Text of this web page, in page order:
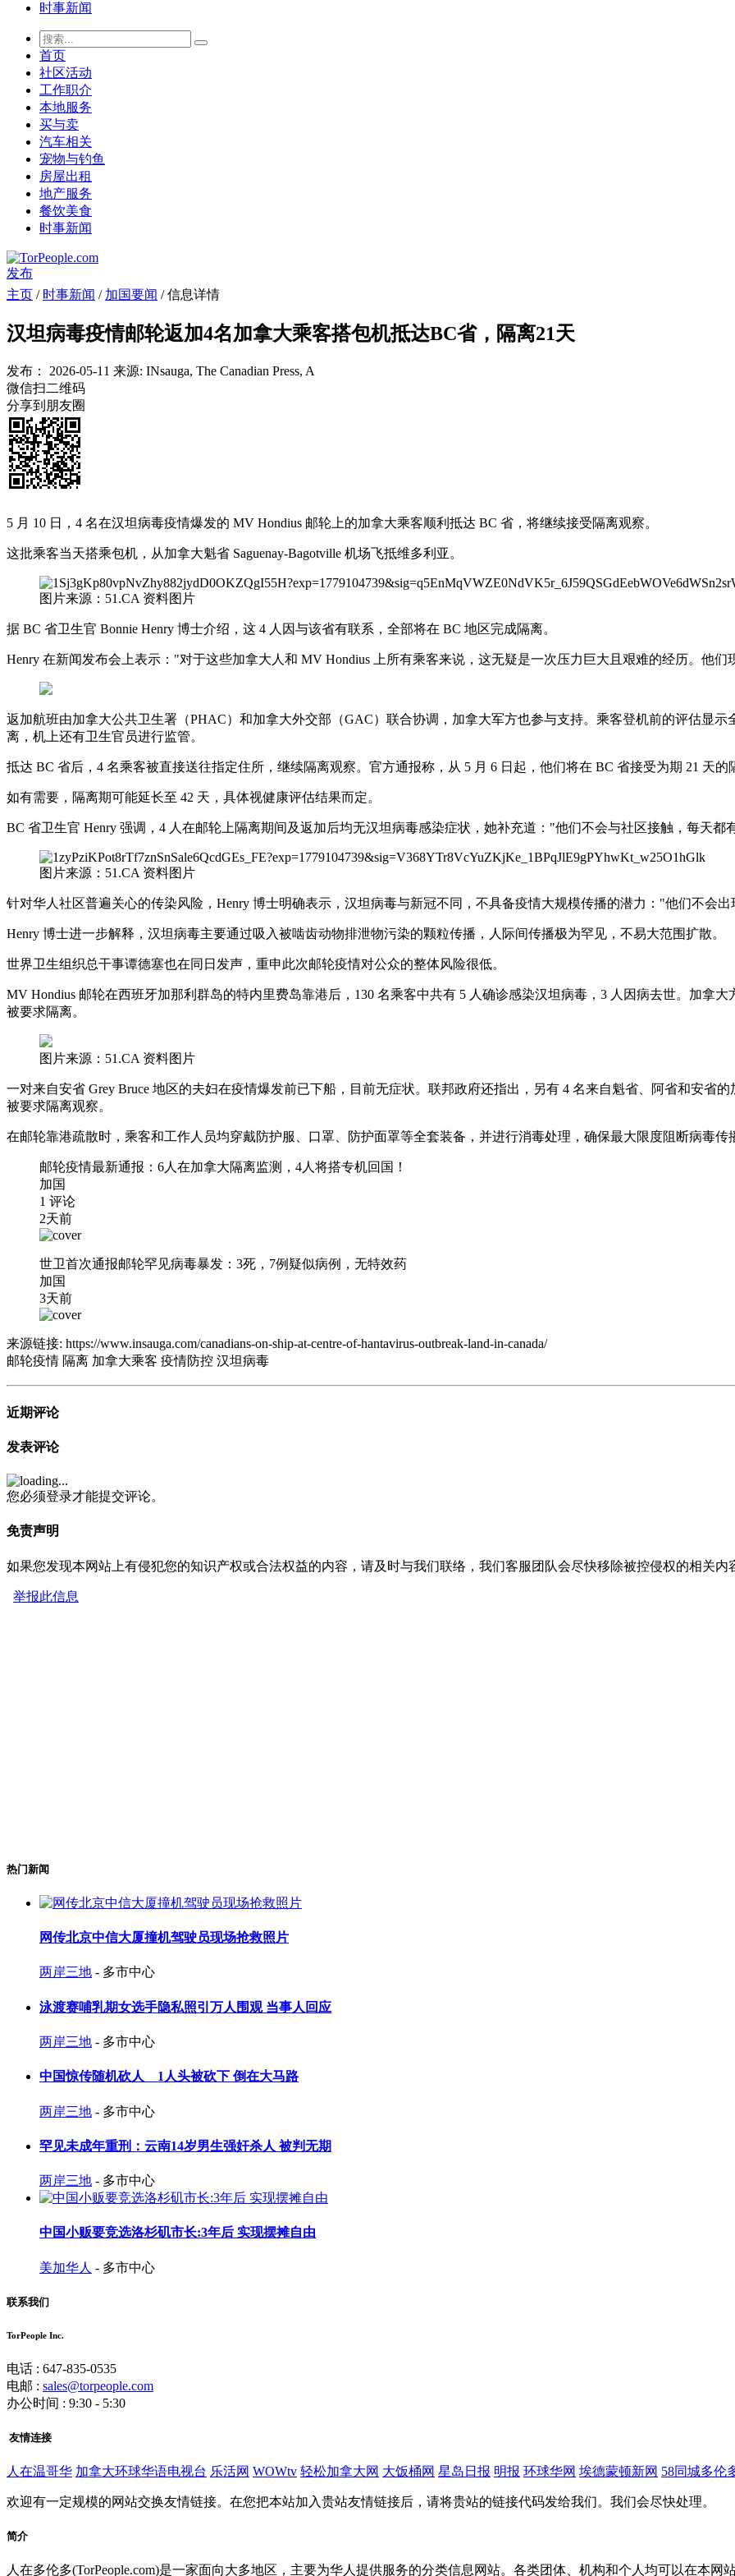
时事新闻
首页
社区活动
工作职介
本地服务
买与卖
汽车相关
宠物与钓鱼
房屋出租
地产服务
餐饮美食
时事新闻
发布
主页 / 时事新闻 / 加国要闻 / 信息详情
汉坦病毒疫情邮轮返加4名加拿大乘客搭包机抵达BC省，隔离21天
发布： 2026-05-11 来源: INsauga, The Canadian Press, A
微信扫二维码
分享到朋友圈
5 月 10 日，4 名在汉坦病毒疫情爆发的 MV Hondius 邮轮上的加拿大乘客顺利抵达 BC 省，将继续接受隔离观察。
这批乘客当天搭乘包机，从加拿大魁省 Saguenay-Bagotville 机场飞抵维多利亚。
图片来源：51.CA 资料图片
据 BC 省卫生官 Bonnie Henry 博士介绍，这 4 人因与该省有联系，全部将在 BC 地区完成隔离。
Henry 在新闻发布会上表示："对于这些加拿大人和 MV Hondius 上所有乘客来说，这无疑是一次压力巨大且艰难的经历。他
返加航班由加拿大公共卫生署（PHAC）和加拿大外交部（GAC）联合协调，加拿大军方也参与支持。乘客登机前的评估显
离，机上还有卫生官员进行监管。
抵达 BC 省后，4 名乘客被直接送往指定住所，继续隔离观察。官方通报称，从 5 月 6 日起，他们将在 BC 省接受为期 21 天的
如有需要，隔离期可能延长至 42 天，具体视健康评估结果而定。
BC 省卫生官 Henry 强调，4 人在邮轮上隔离期间及返加后均无汉坦病毒感染症状，她补充道："他们不会与社区接触，每天
图片来源：51.CA 资料图片
针对华人社区普遍关心的传染风险，Henry 博士明确表示，汉坦病毒与新冠不同，不具备疫情大规模传播的潜力："他们不会
Henry 博士进一步解释，汉坦病毒主要通过吸入被啮齿动物排泄物污染的颗粒传播，人际间传播极为罕见，不易大范围扩散。
世界卫生组织总干事谭德塞也在同日发声，重申此次邮轮疫情对公众的整体风险很低。
MV Hondius 邮轮在西班牙加那利群岛的特内里费岛靠港后，130 名乘客中共有 5 人确诊感染汉坦病毒，3 人因病去世。加拿
被要求隔离。
图片来源：51.CA 资料图片
一对来自安省 Grey Bruce 地区的夫妇在疫情爆发前已下船，目前无症状。联邦政府还指出，另有 4 名来自魁省、阿省和安省
被要求隔离观察。
在邮轮靠港疏散时，乘客和工作人员均穿戴防护服、口罩、防护面罩等全套装备，并进行消毒处理，确保最大限度阻断病毒传
邮轮疫情最新通报：6人在加拿大隔离监测，4人将搭专机回国！
加国
1 评论
2天前
世卫首次通报邮轮罕见病毒暴发：3死，7例疑似病例，无特效药
加国
3天前
来源链接: https://www.insauga.com/canadians-on-ship-at-centre-of-hantavirus-outbreak-land-in-canada/
邮轮疫情 隔离 加拿大乘客 疫情防控 汉坦病毒
近期评论
发表评论
您必须登录才能提交评论。
免责声明
如果您发现本网站上有侵犯您的知识产权或合法权益的内容，请及时与我们联络，我们客服团队会尽快移除被控侵权的相关内
举报此信息
热门新闻
网传北京中信大厦撞机驾驶员现场抢救照片
两岸三地 - 多市中心
泳渡赛哺乳期女选手隐私照引万人围观 当事人回应
两岸三地 - 多市中心
中国惊传随机砍人 1人头被砍下 倒在大马路
两岸三地 - 多市中心
罕见未成年重刑：云南14岁男生强奸杀人 被判无期
两岸三地 - 多市中心
中国小贩要竞选洛杉矶市长:3年后 实现摆摊自由
美加华人 - 多市中心
联系我们
TorPeople Inc.
电话 : 647-835-0535
电邮 : sales@torpeople.com
办公时间 : 9:30 - 5:30
友情连接
人在温哥华 加拿大环球华语电视台 乐活网 WOWtv 轻松加拿大网 大饭桶网 星岛日报 明报 环球华网 埃德蒙顿新网 58同城多伦
欢迎有一定规模的网站交换友情链接。在您把本站加入贵站友情链接后，请将贵站的链接代码发给我们。我们会尽快处理。
简介
人在多伦多(TorPeople.com)是一家面向大多地区，主要为华人提供服务的分类信息网站。各类团体、机构和个人均可以在本网